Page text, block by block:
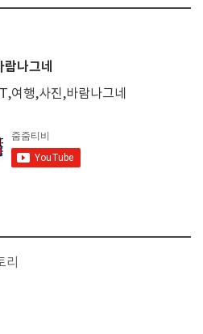
람나그네
여행,사진,바람나그네
리